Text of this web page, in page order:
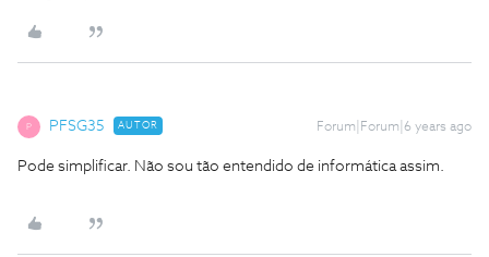
P PFSG35 AUTOR Forum|Forum|6 years ago
Pode simplificar. Não sou tão entendido de informática assim.